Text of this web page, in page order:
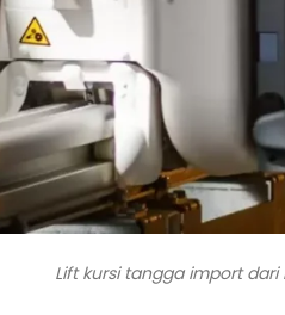
Lift kursi tangga import